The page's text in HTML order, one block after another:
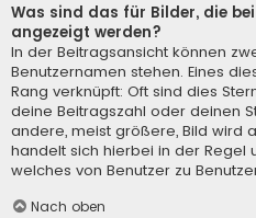
Was sind das für Bilder, die
angezeigt werden?
In der Beitragsansicht können
Benutzernamen stehen. Eines
Rang verknüpft: Oft sind dies
deine Beitragszahl oder deinen
andere, meist größere, Bild wird
handelt sich hierbei in der Regel
welches von Benutzer zu
Nach oben